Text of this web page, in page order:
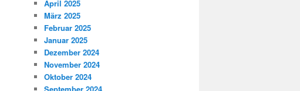
April 2025
März 2025
Februar 2025
Januar 2025
Dezember 2024
November 2024
Oktober 2024
September 2024